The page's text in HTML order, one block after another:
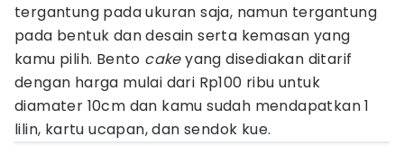
tergantung pada ukuran saja, namun tergantung
pada bentuk dan desain serta kemasan yang
kamu pilih. Bento cakeyang disediakan ditarif
dengan harga mulai dari Rp100 ribu untuk
diamater 10cm dan kamu sudah mendapatkan 1
lilin, kartu ucapan, dan sendok kue.